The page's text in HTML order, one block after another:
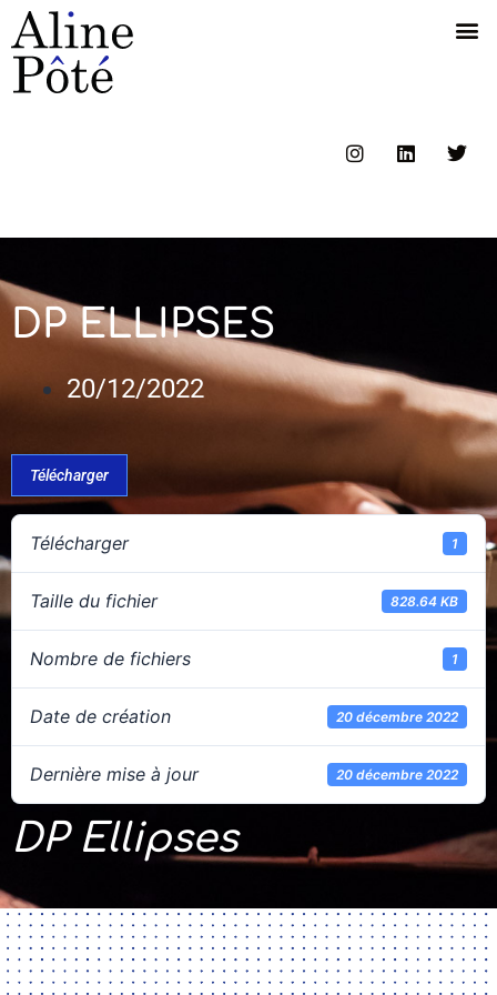
DP ELLIPSES
20/12/2022
Télécharger
Télécharger 1
Taille du fichier 828.64 KB
Nombre de fichiers 1
Date de création 20 décembre 2022
Dernière mise à jour 20 décembre 2022
DP Ellipses